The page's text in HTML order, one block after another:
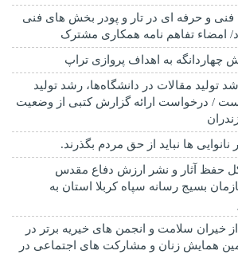
و حرفه ای در تار و پودر بخش های فنی
امضاء تفاهم نامه همکاری مشترک
چهاردانگه به اهداف پروازی تراپ
تولید مقالات در دانشگاه‌ها، رشد تولید
/ درخواست ارائه گزارش کتبی از وضعیت
نانوایی ها نباید از حق مردم بگذرند.
کل حفظ آثار و نشر ارزش دفاع مقدس
بسیج رسانه سپاه کربلا استان به
خیران سلامت و انجمن های خیریه برتر در
همایش زنان و مشارکت های اجتماعی در